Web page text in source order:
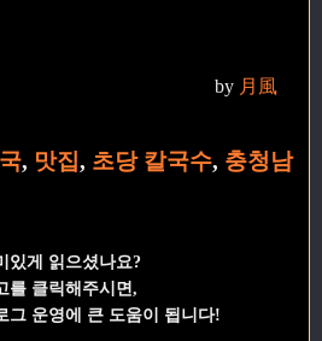
by 月風
, 맛집, 초당 칼국수, 충청남
있게 읽으셨나요?
를 클릭해주시면,
그 운영에 큰 도움이 됩니다!